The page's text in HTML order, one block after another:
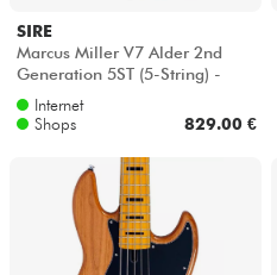
SIRE
Marcus Miller V7 Alder 2nd
Generation 5ST (5-String) -
Dark forest
Internet
Shops
829.00 €